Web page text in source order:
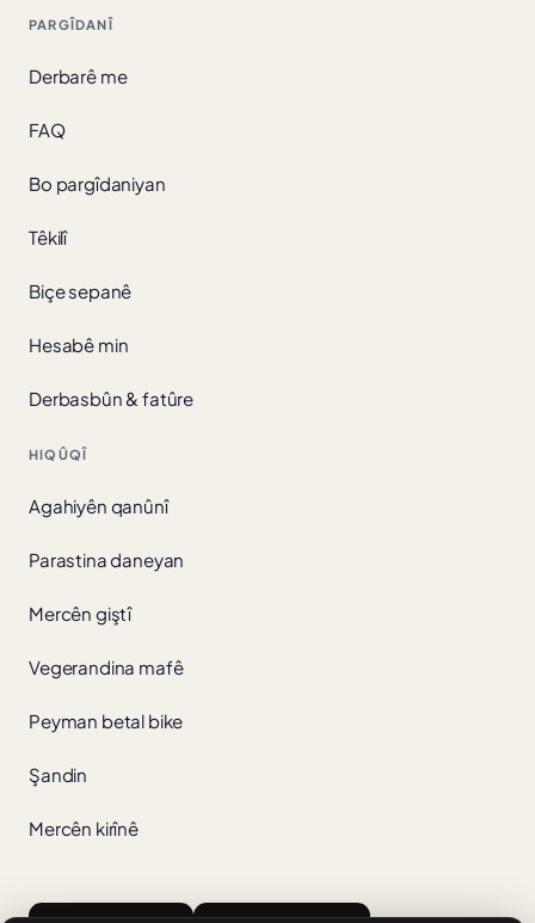
PARGÎDANÎ
Derbarê me
FAQ
Bo pargîdaniyan
Têkilî
Biçe sepanê
Hesabê min
Derbasbûn & fatûre
HIQÛQÎ
Agahiyên qanûnî
Parastina daneyan
Mercên giştî
Vegerandina mafê
Peyman betal bike
Şandin
Mercên kirînê